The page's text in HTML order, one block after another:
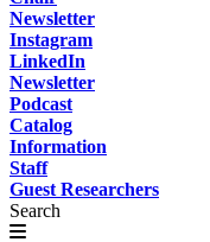
Newsletter
Instagram
LinkedIn
Newsletter
Podcast
Catalog
Information
Staff
Guest Researchers
Search